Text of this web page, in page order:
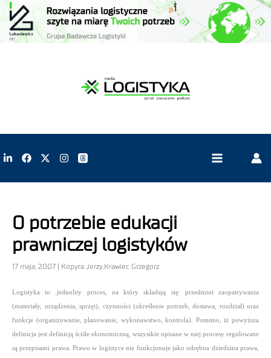
O potrzebie edukacji
prawniczej logistyków
17 maja, 2007 | Kopyra Jerzy,Krawiec Grzegorz
Logistyka to .jednolity proces, na który składają się: przedmiot zaopatrywania
(materiały, urządzenia, sprzęt), czynności (określenie potrzeb, dostawa, rozdział) oraz
funkcje (organizowanie, planowanie, wykonawstwo, kontrola). Pomimo, iż powyższa
definicja jest definicją ściśle ekonomiczną, wszystkie opisane w niej procesy regulowane
są przepisami prawa. Prawo w logistyce nie funkcjonuje jako odrębna dziedzina prawa,